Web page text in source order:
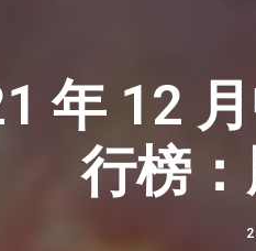
年 12
行榜